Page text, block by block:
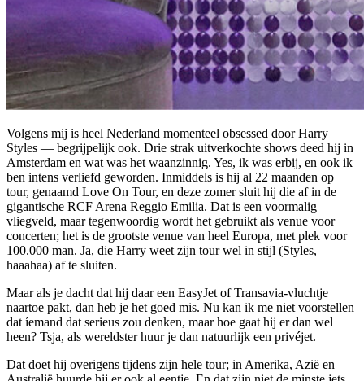
Volgens mij is heel Nederland momenteel obsessed door Harry
Styles — begrijpelijk ook. Drie strak uitverkochte shows deed hij in
Amsterdam en wat was het waanzinnig. Yes, ik was erbij, en ook ik
ben intens verliefd geworden. Inmiddels is hij al 22 maanden op
tour, genaamd Love On Tour, en deze zomer sluit hij die af in de
gigantische RCF Arena Reggio Emilia. Dat is een voormalig
vliegveld, maar tegenwoordig wordt het gebruikt als venue voor
concerten; het is de grootste venue van heel Europa, met plek voor
100.000 man. Ja, die Harry weet zijn tour wel in stijl (Styles,
haaahaa) af te sluiten.
Maar als je dacht dat hij daar een EasyJet of Transavia-vluchtje
naartoe pakt, dan heb je het goed mis. Nu kan ik me niet voorstellen
dat íemand dat serieus zou denken, maar hoe gaat hij er dan wel
heen? Tsja, als wereldster huur je dan natuurlijk een privéjet.
Dat doet hij overigens tijdens zijn hele tour; in Amerika, Azië en